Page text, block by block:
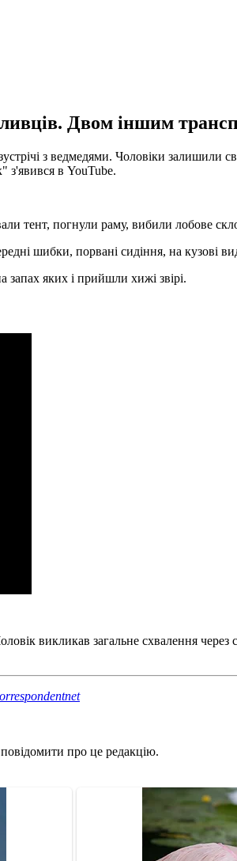
Двом іншим
з ведмедями. Чоловіки залишили
з'явився в YouTube.
тент, погнули раму, вибили лобове
шибки, порвані сидіння, на кузові
запах яких і прийшли хижі звірі.
викликав загальне схвалення
про це редакцію.